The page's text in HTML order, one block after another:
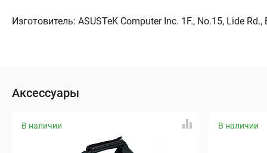
Изготовитель: ASUSTeK Computer Inc. 1F., No.15, Lide
Аксессуары
В наличии В наличии